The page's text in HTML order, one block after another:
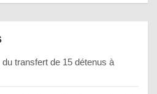
transfert de 15 détenus à